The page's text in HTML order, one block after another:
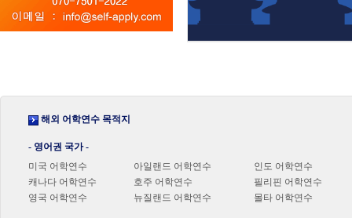
해외 어학연수 목적지
- 영어권 국가 -
미국 어학연수
캐나다 어학연수
영국 어학연수
아일랜드 어학연수
호주 어학연수
뉴질랜드 어학연수
인도 어학연수
필리핀 어학연수
몰타 어학연수